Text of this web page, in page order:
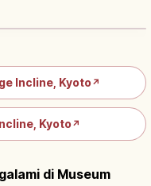
Incline, Kyoto ↗
Kyoto ↗
di Museum